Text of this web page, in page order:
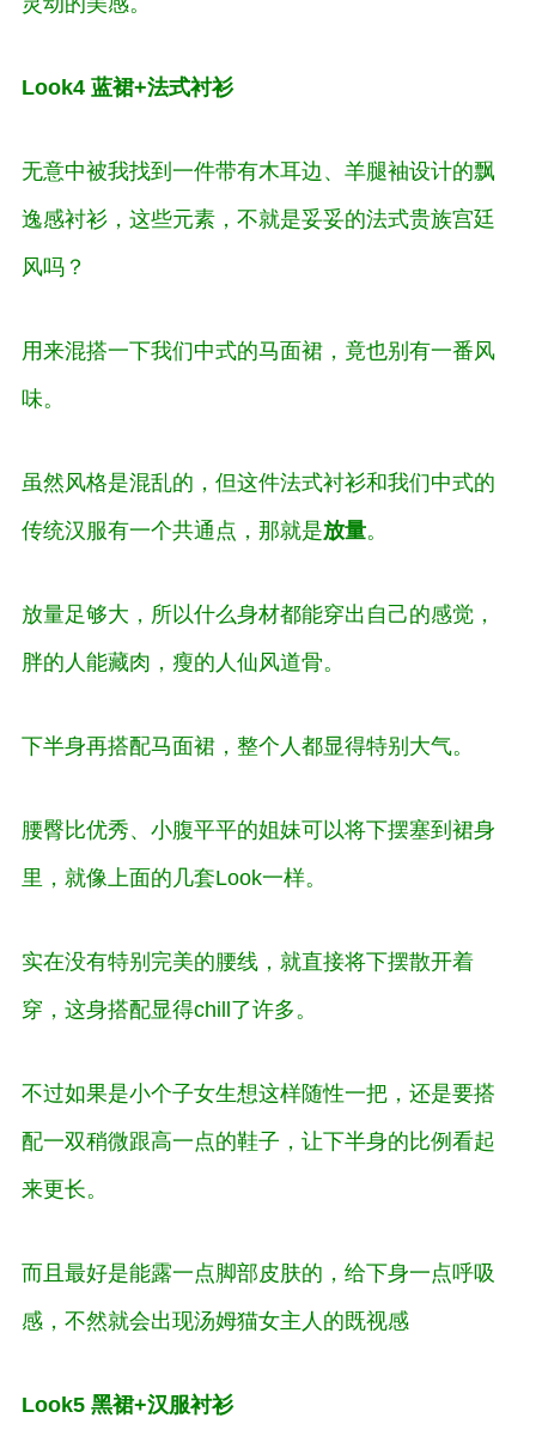
Look4 蓝裙+法式衬衫
无意中被我找到一件带有木耳边、羊腿袖设计的飘
逸感衬衫，这些元素，不就是妥妥的法式贵族宫廷
风吗？
用来混搭一下我们中式的马面裙，竟也别有一番风
味。
虽然风格是混乱的，但这件法式衬衫和我们中式的
传统汉服有一个共通点，那就是放量。
放量足够大，所以什么身材都能穿出自己的感觉，
胖的人能藏肉，瘦的人仙风道骨。
下半身再搭配马面裙，整个人都显得特别大气。
腰臀比优秀、小腹平平的姐妹可以将下摆塞到裙身
里，就像上面的几套Look一样。
实在没有特别完美的腰线，就直接将下摆散开着
穿，这身搭配显得chill了许多。
不过如果是小个子女生想这样随性一把，还是要搭
配一双稍微跟高一点的鞋子，让下半身的比例看起
来更长。
而且最好是能露一点脚部皮肤的，给下身一点呼吸
感，不然就会出现汤姆猫女主人的既视感
Look5 黑裙+汉服衬衫